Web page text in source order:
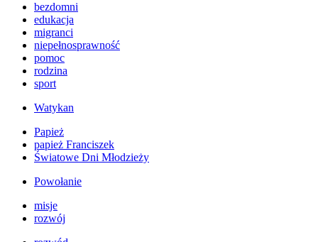
bezdomni
edukacja
migranci
niepełnosprawność
pomoc
rodzina
sport
Watykan
Papież
papież Franciszek
Światowe Dni Młodzieży
Powołanie
misje
rozwój